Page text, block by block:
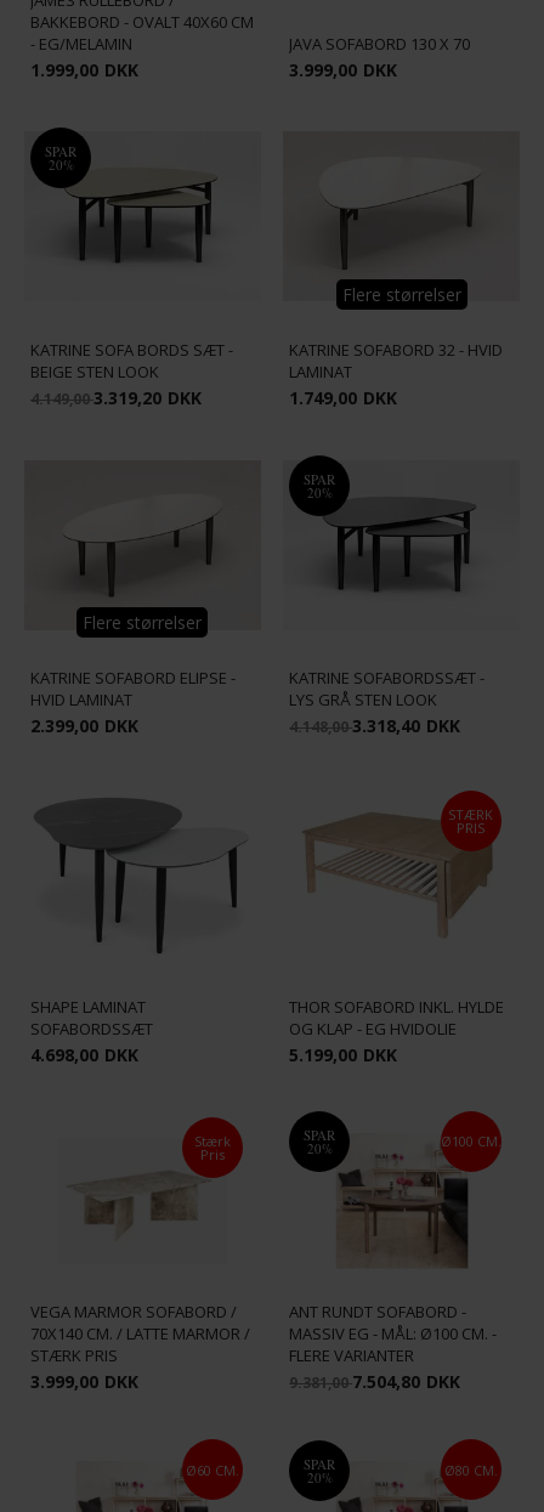
BAKKEBORD - OVALT 40X60 CM
- EG/MELAMIN
1.999,00 DKK
JAVA SOFABORD 130 X 70
3.999,00 DKK
SPAR
20%
KATRINE SOFA BORDS SÆT -
BEIGE STEN LOOK
4.149,003.319,20 DKK
Flere størrelser
KATRINE SOFABORD 32 - HVID
LAMINAT
1.749,00 DKK
Flere størrelser
KATRINE SOFABORD ELIPSE -
HVID LAMINAT
2.399,00 DKK
SPAR
20%
KATRINE SOFABORDSSÆT -
LYS GRÅ STEN LOOK
4.148,003.318,40 DKK
SHAPE LAMINAT
SOFABORDSSÆT
4.698,00 DKK
STÆRK
PRIS
THOR SOFABORD INKL. HYLDE
OG KLAP - EG HVIDOLIE
5.199,00 DKK
Stærk
Pris
VEGA MARMOR SOFABORD /
70X140 CM. / LATTE MARMOR /
STÆRK PRIS
3.999,00 DKK
SPAR
20% Ø100 CM.
ANT RUNDT SOFABORD -
MASSIV EG - MÅL: Ø100 CM. -
FLERE VARIANTER
9.381,007.504,80 DKK
Ø60 CM. SPAR
20% Ø80 CM.